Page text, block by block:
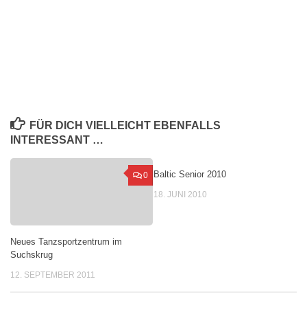
FÜR DICH VIELLEICHT EBENFALLS
INTERESSANT …
0
Neues Tanzsportzentrum im
Suchskrug
12. SEPTEMBER 2011
Baltic Senior 2010
18. JUNI 2010